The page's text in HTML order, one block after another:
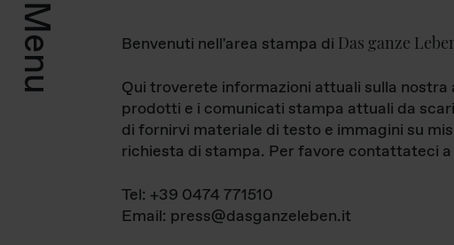
Menu Benvenuti nell'area stampa di Das ganze
Qui troverete informazioni attuali sulla nostra
prodotti e i comunicati stampa attuali da
di fornirvi materiale di testo e immagini su
richiesta di stampa. Per favore contattateci a
Tel: +39 0474 771510
Email: press@dasganzeleben.it